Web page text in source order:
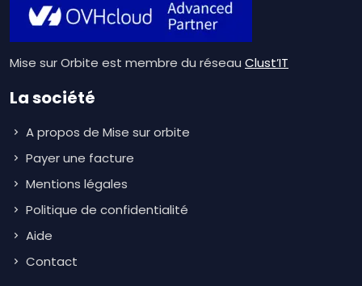
Mise sur Orbite est membre du réseau Clust’IT
La société
A propos de Mise sur orbite
Payer une facture
Mentions légales
Politique de confidentialité
Aide
Contact